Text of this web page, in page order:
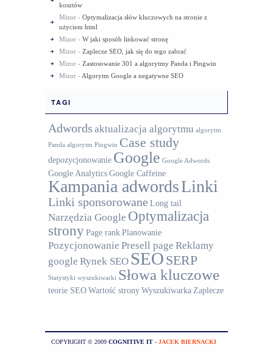
kosztów
Mizor - Optymalizacja słów kluczowych na stronie z
użyciem html
Mizor - W jaki sposób linkować stronę
Mizor - Zaplecze SEO, jak się do tego zabrać
Mizor - Zastosowanie 301 a algorytmy Panda i Pingwin
Mizor - Algorytm Google a negatywne SEO
TAGI
Adwords aktualizacja algorytmu algorytm
Panda algorytm Pingwin Case study
depozycjonowanie Google Google Adwords
Google AnalyticsGoogle Caffeine
Kampania adwordsLinki
Linki sponsorowane Long tail
Narzędzia Google Optymalizacja
stronyPage rankPlanowanie
Pozycjonowanie Presell page Reklamy
google Rynek SEO SEO SERP
Statystyki wyszukiwarki Słowa kluczowe
teorie SEOWartość stronyWyszukiwarka Zaplecze
COPYRIGHT © 2009 COGNITIVE IT - JACEK BIERNACKI